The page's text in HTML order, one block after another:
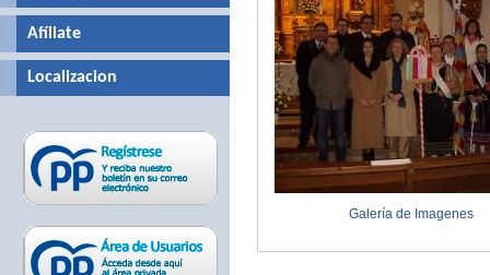
Galería de Imagenes
Afíliate
Localizacion